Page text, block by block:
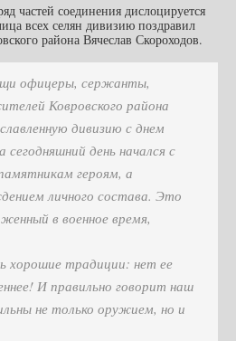
частей соединения дислоцируется
всех селян дивизию поздравил
района Вячеслав Скороходов.
офицеры, сержанты,
Ковровского района
дивизию с днем
день начался с
героям, а
личного состава. Это
в военное время,
хорошие традиции: нет ее
И правильно говорит наш
не только оружием, но и